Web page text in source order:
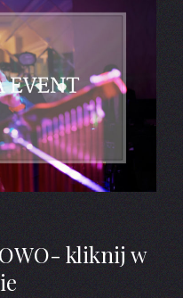
kliknij w